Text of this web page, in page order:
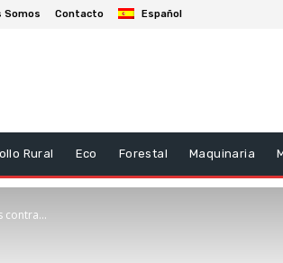
Somos Contacto Español
Rural Eco Forestal Maquinaria
contra...